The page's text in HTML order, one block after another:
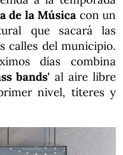
de la Música con un
que sacará las
calles del municipio.
días combina
bands'al aire libre
nivel, títeres y